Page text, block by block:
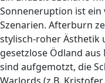
Sonneneruption ist ein
Szenarien. Afterburn
stylisch-roher Ästhetik
gesetzlose Ödland
sind aufgemotzt, die